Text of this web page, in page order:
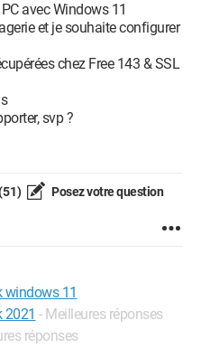
avec Windows 11
et je souhaite configurer
chez Free 143 & SSL
svp ?
Posez votre question
windows 11
2021 - Meilleures réponses
réponses